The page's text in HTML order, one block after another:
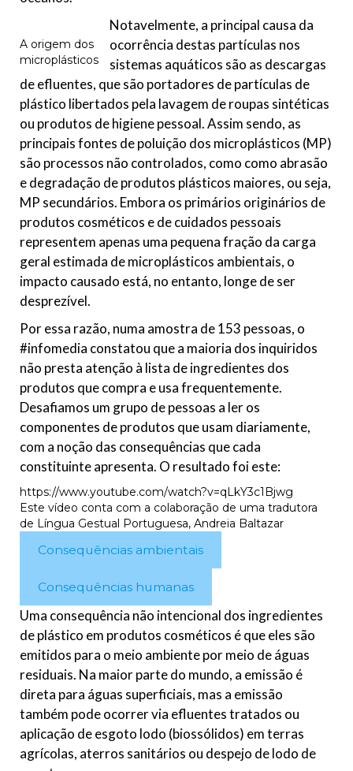
A origem dos
microplásticos
Notavelmente, a principal causa da
ocorrência destas partículas nos
sistemas aquáticos são as descargas
de efluentes, que são portadores de partículas de
plástico libertados pela lavagem de roupas sintéticas
ou produtos de higiene pessoal. Assim sendo, as
principais fontes de poluição dos microplásticos (MP)
são processos não controlados, como como abrasão
e degradação de produtos plásticos maiores, ou seja,
MP secundários. Embora os primários originários de
produtos cosméticos e de cuidados pessoais
representem apenas uma pequena fração da carga
geral estimada de microplásticos ambientais, o
impacto causado está, no entanto, longe de ser
desprezível.
Por essa razão, numa amostra de 153 pessoas, o
#infomedia constatou que a maioria dos inquiridos
não presta atenção à lista de ingredientes dos
produtos que compra e usa frequentemente.
Desafiamos um grupo de pessoas a ler os
componentes de produtos que usam diariamente,
com a noção das consequências que cada
constituinte apresenta. O resultado foi este:
https://www.youtube.com/watch?v=qLkY3c1Bjwg
Este vídeo conta com a colaboração de uma tradutora
de Língua Gestual Portuguesa, Andreia Baltazar
Consequências ambientais
Consequências humanas
Uma consequência não intencional dos ingredientes
de plástico em produtos cosméticos é que eles são
emitidos para o meio ambiente por meio de águas
residuais. Na maior parte do mundo, a emissão é
direta para águas superficiais, mas a emissão
também pode ocorrer via efluentes tratados ou
aplicação de esgoto lodo (biossólidos) em terras
agrícolas, aterros sanitários ou despejo de lodo de